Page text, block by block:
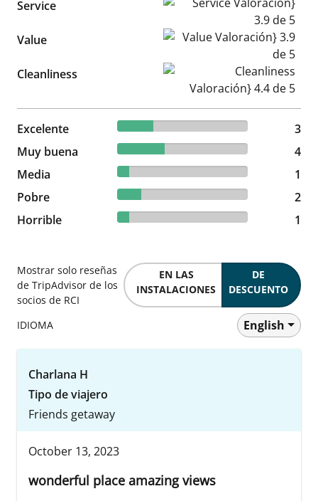
Service
Value Value Valoración} 3.9 de 5
Cleanliness Cleanliness Valoración} 4.4
Excelente 27.27% reviewed Excelente
3 reviews
3
Muy buena
36.36% reviewed Muy buena
4 reviews
4
Media
9.09% reviewed Media
1 reviews
1
Pobre
18.18% reviewed Pobre
2 reviews
2
Horrible
9.09% reviewed Horrible
1 reviews 1
Mostrar solo reseñas
de TripAdvisor de los
socios de RCI
EN LAS
INSTALACIONES
DE
DESCUENTO
IDIOMA English
Charlana H
Tipo de viajero
Friends getaway
October 13, 2023
wonderful place amazing views